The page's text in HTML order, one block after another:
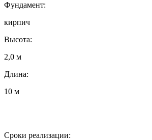
Фундамент:
кирпич
Высота:
2,0 м
Длина:
10 м
Сроки реализации: